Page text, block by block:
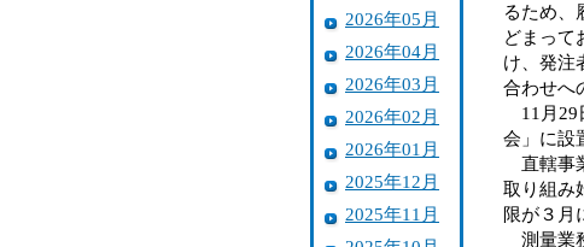
2026年05月
2026年04月
2026年03月
2026年02月
2026年01月
2025年12月
2025年11月
るため、
どまって
け、発注
合わせへ
11月29
会」に設
直轄事
取り組み
限が３月
測量業